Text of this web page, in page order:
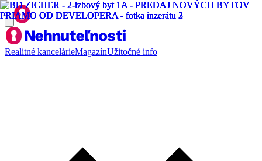
Realitné kancelárieMagazínUžitočné info